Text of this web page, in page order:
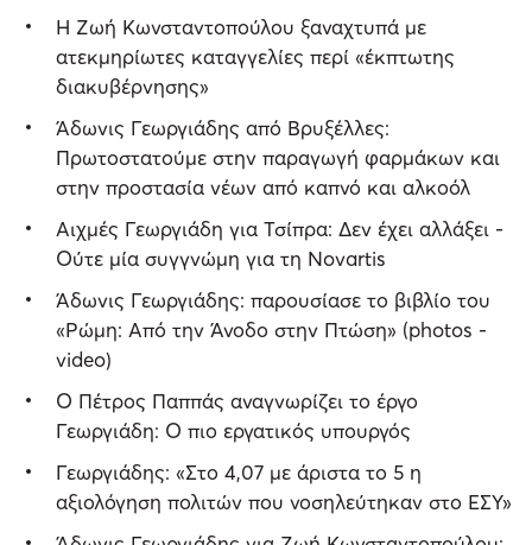
Η Ζωή Κωνσταντοπούλου ξαναχτυπά με
ατεκμηρίωτες καταγγελίες περί «έκπτωτης
διακυβέρνησης»
Άδωνις Γεωργιάδης από Βρυξέλλες:
Πρωτοστατούμε στην παραγωγή φαρμάκων και
στην προστασία νέων από καπνό και αλκοόλ
Αιχμές Γεωργιάδη για Τσίπρα: Δεν έχει αλλάξει -
Ούτε μία συγγνώμη για τη Novartis
Άδωνις Γεωργιάδης: παρουσίασε το βιβλίο του
«Ρώμη: Από την Άνοδο στην Πτώση» (photos -
video)
Ο Πέτρος Παππάς αναγνωρίζει το έργο
Γεωργιάδη: Ο πιο εργατικός υπουργός
Γεωργιάδης: «Στο 4,07 με άριστα το 5 η
αξιολόγηση πολιτών που νοσηλεύτηκαν στο ΕΣΥ»